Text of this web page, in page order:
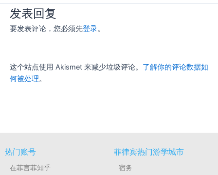
发表回复
要发表评论，您必须先登录。
这个站点使用 Akismet 来减少垃圾评论。 了解你的评论数据如
何被处理。
热门账号
在菲言菲知乎
菲律宾热门游学城市
宿务